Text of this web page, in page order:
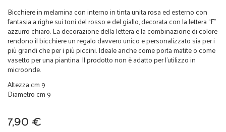
Bicchiere in melamina con interno in tinta unita rosa ed esterno con
fantasia a righe sui toni del rosso e del giallo, decorata con la lettera “F”
azzurro chiaro. La decorazione della lettera e la combinazione di colore
rendono il bicchiere un regalo davvero unico e personalizzato sia per i
più grandi che per i più piccini. Ideale anche come porta matite o come
vasetto per una piantina. Il prodotto non è adatto per l’utilizzo in
microonde.
Altezza cm 9
Diametro cm 9
7,90 €